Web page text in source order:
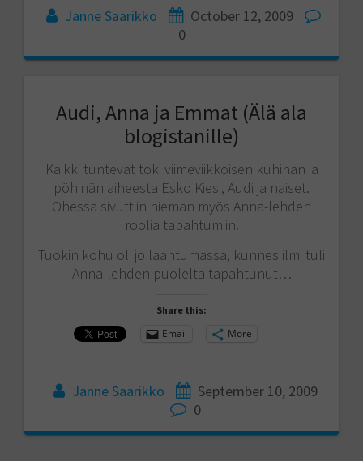
Janne Saarikko
October 12, 2009
0
Audi, Anna ja Emmat (Älä ala
blogistanille)
Kaikki tuntevat toki viimeviikkoisen kuhinan ja
pöhinän aiheesta Esko Kiesi, Audi ja naiset.
Ohessa sivuttiin hieman myös Anna-lehden
roolia tapahtumiin.
Tuokin kohu oli jo laantumassa, kunnes ilmi tuli
Anna-lehden puolelta tapahtunut…
Share this:
Email More
Janne Saarikko
September 10, 2009
0